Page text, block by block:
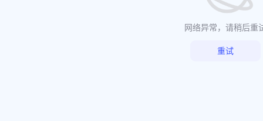
网络异常，请稍后重
重试